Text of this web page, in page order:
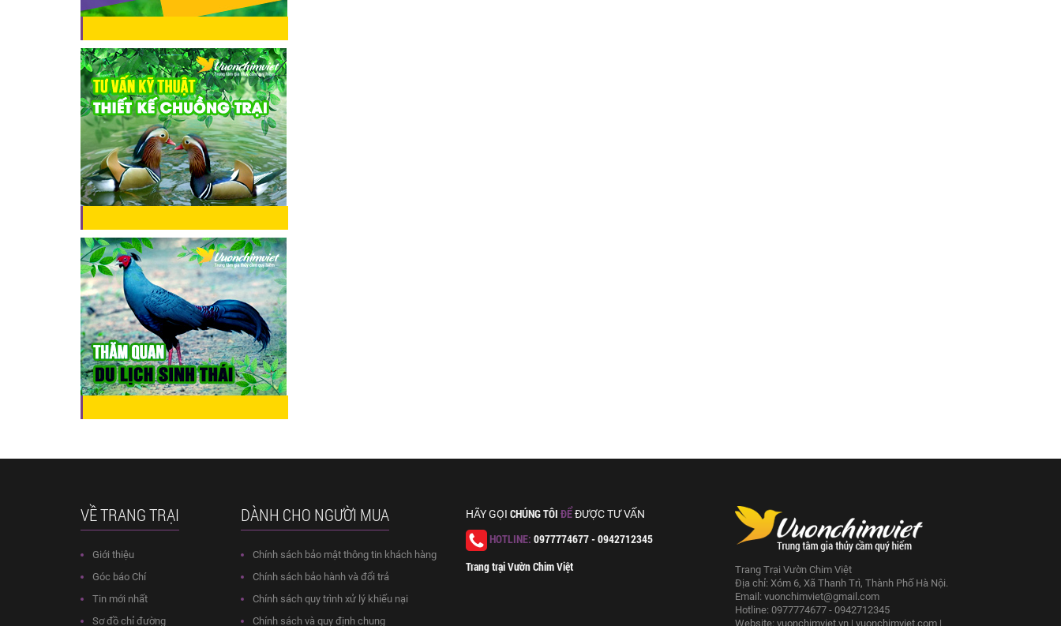
VỀ TRANG TRẠI
Giới thiệu
Góc báo Chí
Tin mới nhất
Sơ đồ chỉ đường
DÀNH CHO NGƯỜI MUA
Chính sách bảo mật thông tin khách hàng
Chính sách bảo hành và đổi trả
Chính sách quy trình xử lý khiếu nại
Chính sách và quy định chung
HÃY GỌI CHÚNG TÔI ĐỂĐƯỢC TƯ VẤN
HOTLINE: 0977774677 - 0942712345
Trang trại Vườn Chim Việt
Trang Trại Vườn Chim Việt
Địa chỉ: Xóm 6, Xã Thanh Trì, Thành Phố Hà Nội.
Email: vuonchimviet@gmail.com
Hotline: 0977774677 - 0942712345
Website: vuonchimviet.vn| vuonchimviet.com|